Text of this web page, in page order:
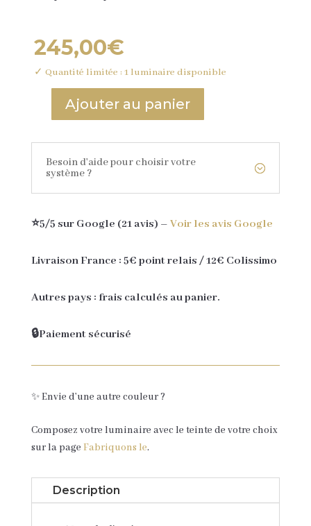
245,00€
✓ Quantité limitée : 1 luminaire disponible
quantité
Luminaire
fleur
MARINETTE
couleur
Ajouter au panier
Besoin d'aide pour choisir votre
système ?
⭐5/5 sur Google (21 avis) – Voir les avis Google
Livraison France : 5€ point relais / 12€ Colissimo
Autres pays : frais calculés au panier.
🔒Paiement sécurisé
✨ Envie d’une autre couleur ?
Composez votre luminaire avec le teinte de votre choix
sur la page Fabriquons le.
Description